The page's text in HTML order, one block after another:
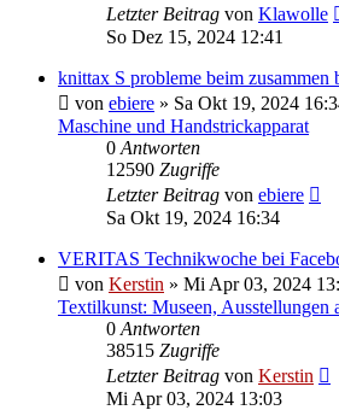
Letzter Beitrag von Klawolle
So Dez 15, 2024 12:41
knittax S probleme beim zusammen
von ebiere » Sa Okt 19, 2024
Maschine und Handstrickapparat
0 Antworten
12590 Zugriffe
Letzter Beitrag von ebiere
Sa Okt 19, 2024 16:34
VERITAS Technikwoche bei
von Kerstin » Mi Apr 03, 2024
Textilkunst: Museen, Ausstellungen
0 Antworten
38515 Zugriffe
Letzter Beitrag von Kerstin
Mi Apr 03, 2024 13:03